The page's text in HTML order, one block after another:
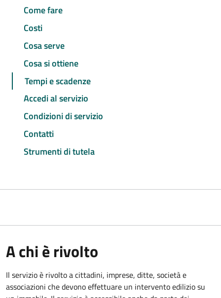
Come fare
Costi
Cosa serve
Cosa si ottiene
Tempi e scadenze
Accedi al servizio
Condizioni di servizio
Contatti
Strumenti di tutela
A chi è rivolto
Il servizio è rivolto a cittadini, imprese, ditte, società e
associazioni che devono effettuare un intervento edilizio su